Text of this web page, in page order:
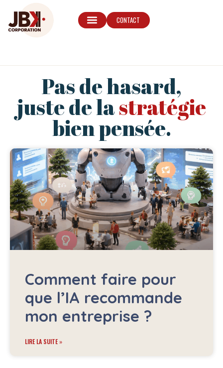
CONTACT
Pas de hasard,
juste de lastratégie
bien pensée.
Comment faire pour
que l’IA recommande
mon entreprise ?
LIRE LA SUITE »